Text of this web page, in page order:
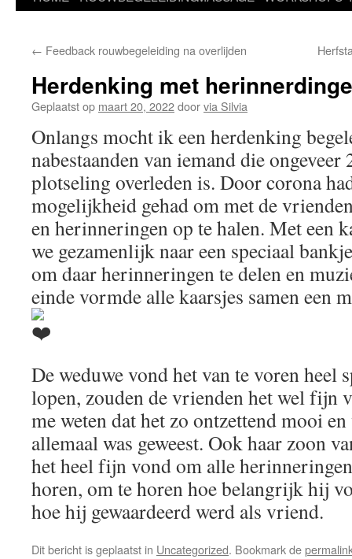
← Feedback rouwbegeleiding na overlijden
Herdenking met
Geplaatst op maart 20, 2022doorvia Silvia
Onlangs mocht ik een herdenking
nabestaanden van iemand die ongeveer
plotseling overleden is. Door corona
mogelijkheid gehad om met de
en herinneringen op te halen. Met een
we gezamenlijk naar een speciaal
om daar herinneringen te delen en
einde vormde alle kaarsjes samen een
De weduwe vond het van te voren heel
lopen, zouden de vrienden het wel fijn
me weten dat het zo ontzettend mooi
allemaal was geweest. Ook haar zoon
het heel fijn vond om alle
horen, om te horen hoe belangrijk hij
hoe hij gewaardeerd werd als vriend.
Dit bericht is geplaatst in Uncategorized. Bookmark de